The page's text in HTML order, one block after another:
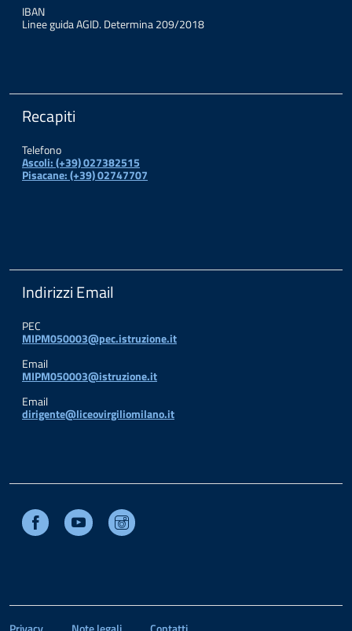
IBAN
Linee guida AGID. Determina 209/2018
Recapiti
Telefono
Ascoli: (+39) 027382515
Pisacane: (+39) 02747707
Indirizzi Email
PEC
MIPM050003@pec.istruzione.it
Email
MIPM050003@istruzione.it
Email
dirigente@liceovirgiliomilano.it
Facebook Youtube